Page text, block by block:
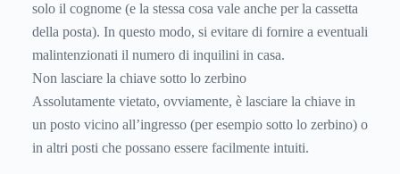
solo il cognome (e la stessa cosa vale anche per la cassetta
della posta). In questo modo, si evitare di fornire a eventuali
malintenzionati il numero di inquilini in casa.
Non lasciare la chiave sotto lo zerbino
Assolutamente vietato, ovviamente, è lasciare la chiave in
un posto vicino all’ingresso (per esempio sotto lo zerbino) o
in altri posti che possano essere facilmente intuiti.